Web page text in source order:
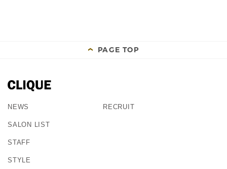
PAGE TOP
NEWS
SALON LIST
STAFF
STYLE
RECRUIT